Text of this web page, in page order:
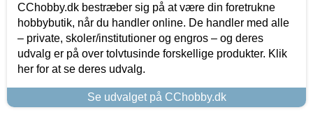
CChobby.dk bestræber sig på at være din foretrukne
hobbybutik, når du handler online. De handler med alle
– private, skoler/institutioner og engros – og deres
udvalg er på over tolvtusinde forskellige produkter. Klik
her for at se deres udvalg.
Se udvalget på CChobby.dk